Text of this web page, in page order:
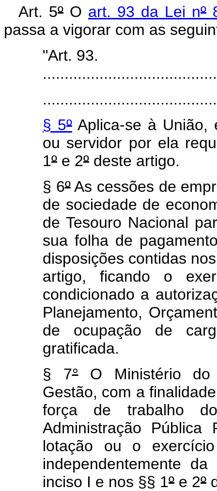
Art. 5º O art. 93 da Lei nº
passa a vigorar com as
"Art. 93.
§ 5º Aplica-se à União,
ou servidor por ela
1º e 2º deste artigo.
§ 6ºAs cessões de
de sociedade de
de Tesouro Nacional
sua folha de
disposições contidas
artigo, ficando o
condicionado a
Planejamento,
de ocupação de
gratificada.
§ 7°O Ministério do
Gestão, com a
força de trabalho
Administração Pública
lotação ou o
independentemente
inciso I e nos §§ 1º e 2º